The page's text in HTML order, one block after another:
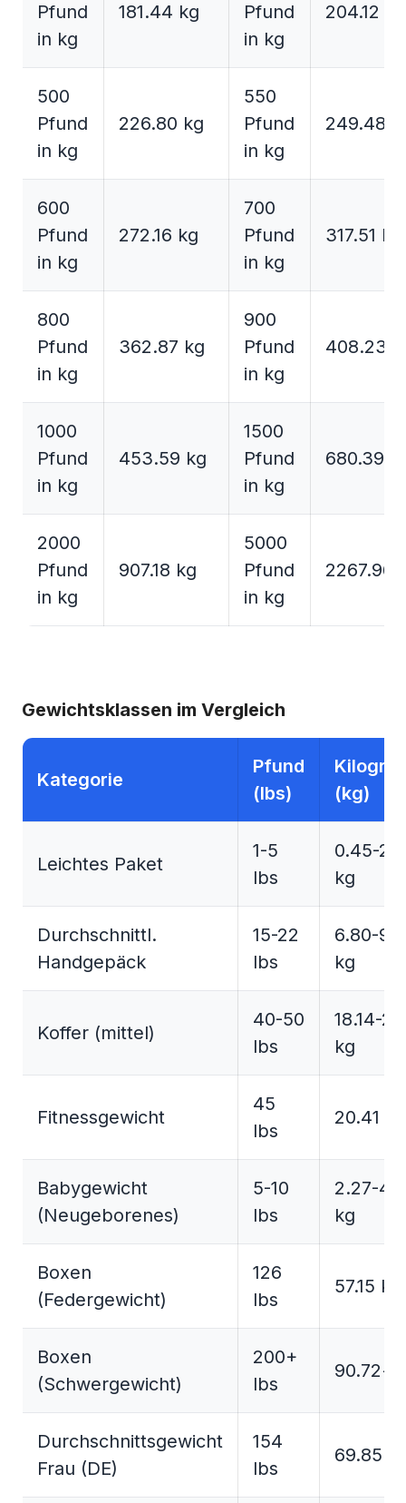
Pfund
in kg
181.44 kg
Pfund
in kg
204.12 kg
500
Pfund
in kg
226.80 kg
550
Pfund
in kg
249.48
600
Pfund
in kg
272.16 kg
700
Pfund
in kg
317.51 kg
800
Pfund
in kg
362.87 kg
900
Pfund
in kg
408.23
1000
Pfund
in kg
453.59 kg
1500
Pfund
in kg
680.39
2000
Pfund
in kg
907.18 kg
5000
Pfund
in kg
2267.96
Gewichtsklassen im Vergleich
Kategorie
Pfund
(lbs)
(kg)
Leichtes Paket
1-5
lbs
0.45-
kg
Durchschnittl.
Handgepäck
15-22
lbs
6.80-
kg
Koffer (mittel)
40-50
lbs
18.14-
kg
Fitnessgewicht
45
lbs
20.41 kg
Babygewicht
(Neugeborenes)
5-10
lbs
2.27-
kg
Boxen
(Federgewicht)
126
lbs
57.15 kg
Boxen
(Schwergewicht)
200+
lbs
90.72+
Durchschnittsgewicht
Frau (DE)
154
lbs
69.85